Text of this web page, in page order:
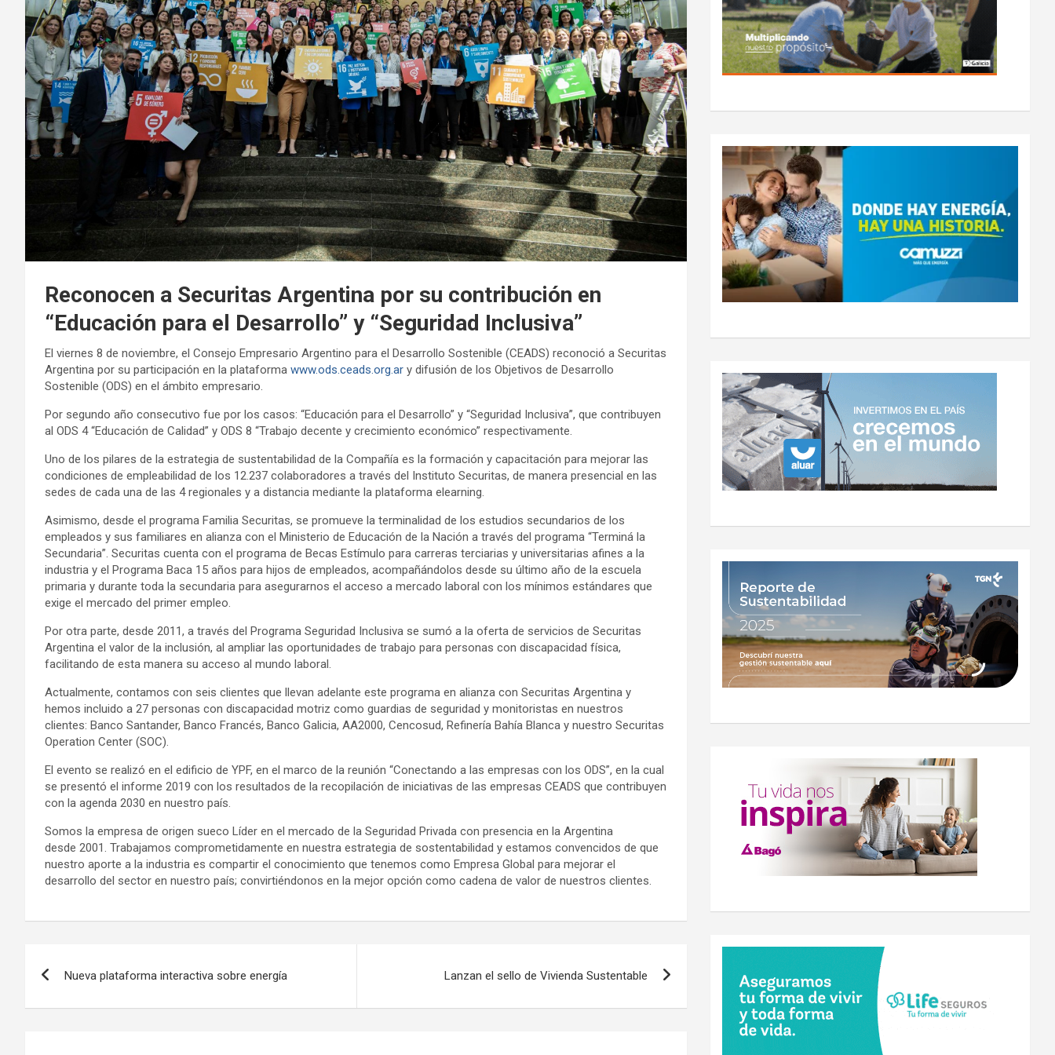
Reconocen a Securitas Argentina por su contribución en
“Educación para el Desarrollo” y “Seguridad Inclusiva”
El viernes 8 de noviembre, el Consejo Empresario Argentino para el Desarrollo Sostenible (CEADS) reconoció a Securitas
Argentina por su participación en la plataforma www.ods.ceads.org.ar y difusión de los Objetivos de Desarrollo
Sostenible (ODS) en el ámbito empresario.
Por segundo año consecutivo fue por los casos: “Educación para el Desarrollo” y “Seguridad Inclusiva”, que contribuyen
al ODS 4 “Educación de Calidad” y ODS 8 “Trabajo decente y crecimiento económico” respectivamente.
Uno de los pilares de la estrategia de sustentabilidad de la Compañía es la formación y capacitación para mejorar las
condiciones de empleabilidad de los 12.237 colaboradores a través del Instituto Securitas, de manera presencial en las
sedes de cada una de las 4 regionales y a distancia mediante la plataforma elearning.
Asimismo, desde el programa Familia Securitas, se promueve la terminalidad de los estudios secundarios de los
empleados y sus familiares en alianza con el Ministerio de Educación de la Nación a través del programa “Terminá la
Secundaria”. Securitas cuenta con el programa de Becas Estímulo para carreras terciarias y universitarias afines a la
industria y el Programa Baca 15 años para hijos de empleados, acompañándolos desde su último año de la escuela
primaria y durante toda la secundaria para asegurarnos el acceso a mercado laboral con los mínimos estándares que
exige el mercado del primer empleo.
Por otra parte, desde 2011, a través del Programa Seguridad Inclusiva se sumó a la oferta de servicios de Securitas
Argentina el valor de la inclusión, al ampliar las oportunidades de trabajo para personas con discapacidad física,
facilitando de esta manera su acceso al mundo laboral.
Actualmente, contamos con seis clientes que llevan adelante este programa en alianza con Securitas Argentina y
hemos incluido a 27 personas con discapacidad motriz como guardias de seguridad y monitoristas en nuestros
clientes: Banco Santander, Banco Francés, Banco Galicia, AA2000, Cencosud, Refinería Bahía Blanca y nuestro Securitas
Operation Center (SOC).
El evento se realizó en el edificio de YPF, en el marco de la reunión “Conectando a las empresas con los ODS”, en la cual
se presentó el informe 2019 con los resultados de la recopilación de iniciativas de las empresas CEADS que contribuyen
con la agenda 2030 en nuestro país.
Somos la empresa de origen sueco Líder en el mercado de la Seguridad Privada con presencia en la Argentina
desde 2001. Trabajamos comprometidamente en nuestra estrategia de sostentabilidad y estamos convencidos de que
nuestro aporte a la industria es compartir el conocimiento que tenemos como Empresa Global para mejorar el
desarrollo del sector en nuestro país; convirtiéndonos en la mejor opción como cadena de valor de nuestros clientes.
Nueva plataforma interactiva sobre energía Lanzan el sello de Vivienda Sustentable